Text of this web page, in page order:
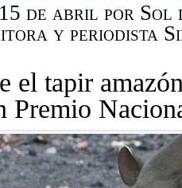
de abril por Sol
y periodista
el tapir
Premio